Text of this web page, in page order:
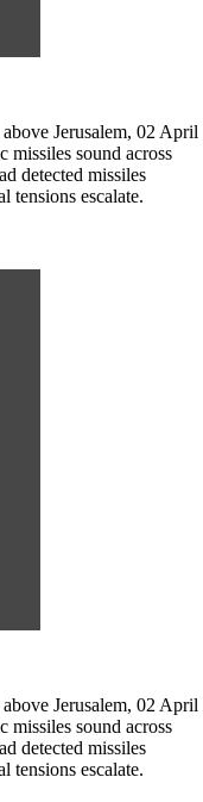
Jerusalem, 02 April
missiles sound across
detected missiles
tensions escalate.
Jerusalem, 02 April
missiles sound across
detected missiles
tensions escalate.